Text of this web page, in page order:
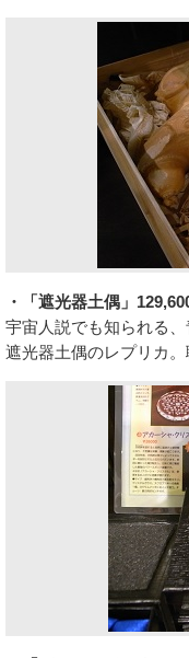
・「遮光器土偶」
宇宙人説でも知られる
遮光器土偶のレプリカ。